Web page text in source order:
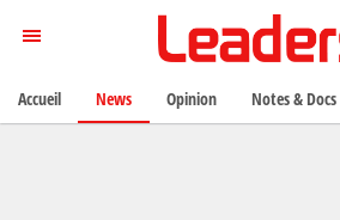
Accueil News Opinion Notes & Docs